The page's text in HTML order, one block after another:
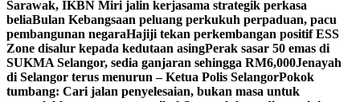
Sarawak, IKBN Miri jalin kerjasama strategik perkasa
beliaBulan Kebangsaan peluang perkukuh perpaduan, pacu
pembangunan negaraHajiji tekan perkembangan positif ESS
Zone disalur kepada kedutaan asingPerak sasar 50 emas di
SUKMA Selangor, sedia ganjaran sehingga RM6,000Jenayah
di Selangor terus menurun – Ketua Polis SelangorPokok
tumbang: Cari jalan penyelesaian, bukan masa untuk